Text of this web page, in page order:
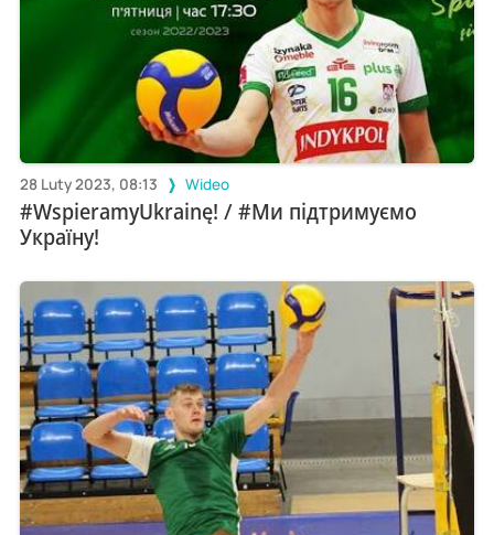
28 Luty 2023, 08:13 Wideo
#WspieramyUkrainę! / #Ми підтримуємо
Україну!